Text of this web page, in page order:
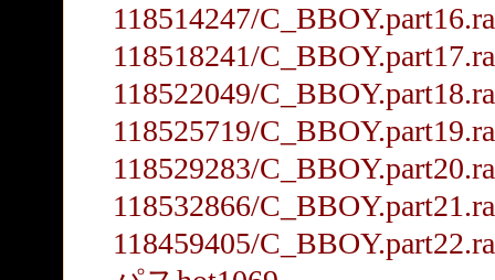
118514247/
118518241/
118522049/
118525719/
118529283/
118532866/
118459405/